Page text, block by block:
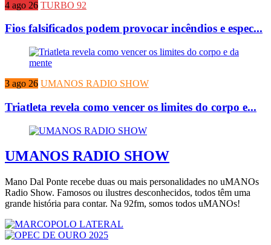
4 ago 26 TURBO 92
Fios falsificados podem provocar incêndios e espec...
3 ago 26 UMANOS RADIO SHOW
Triatleta revela como vencer os limites do corpo e...
UMANOS RADIO SHOW
Mano Dal Ponte recebe duas ou mais personalidades no uMANOs
Radio Show. Famosos ou ilustres desconhecidos, todos têm uma
grande história para contar. Na 92fm, somos todos uMANOs!